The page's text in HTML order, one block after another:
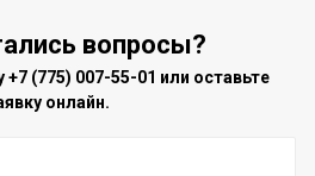
вопросы?
+7 (775) 007-55-01 или оставьте
онлайн.